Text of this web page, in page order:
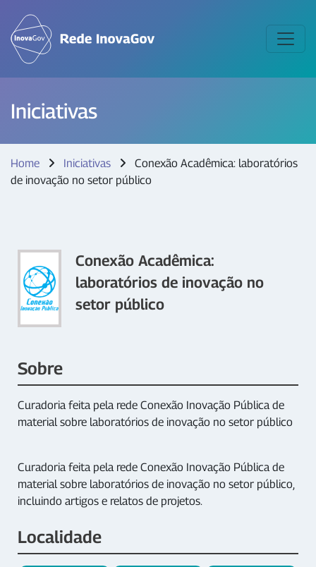
Iniciativas
Home Iniciativas
Conexão Acadêmica: laboratórios
de inovação no setor público
Conexão Acadêmica:
laboratórios de inovação no
setor público
Sobre
Curadoria feita pela rede Conexão Inovação Pública de
material sobre laboratórios de inovação no setor público
Curadoria feita pela rede Conexão Inovação Pública de
material sobre laboratórios de inovação no setor público,
incluindo artigos e relatos de projetos.
Localidade